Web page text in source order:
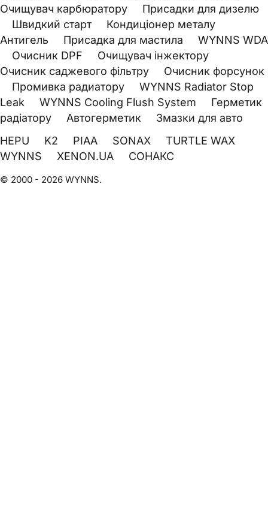
Очищувач карбюратору
Присадки для дизелю
Швидкий старт
Кондиціонер металу
Антигель
Присадка для мастила
WYNNS WDA
Очисник DPF
Очищувач інжектору
Очисник саджевого фільтру
Очисник форсунок
Промивка радиатору
WYNNS Radiator Stop
Leak
WYNNS Cooling Flush System
Герметик
радіатору
Автогерметик
Змазки для авто
HEPU
K2 PIAA SONAX
TURTLE WAX
WYNNS
XENON.UA СОНАКС
© 2000 - 2026 WYNNS.